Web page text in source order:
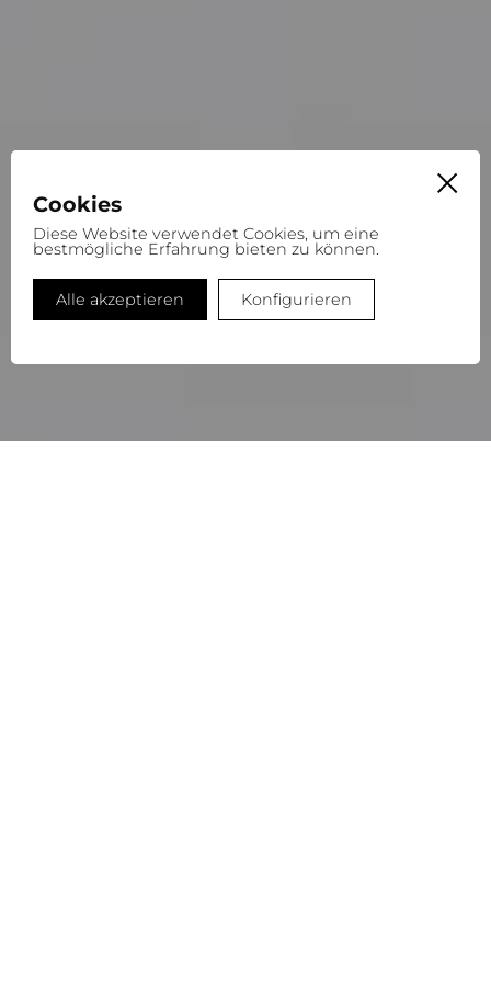
Cookies
Diese Website verwendet Cookies, um eine
bestmögliche Erfahrung bieten zu können.
Alle akzeptieren Konfigurieren